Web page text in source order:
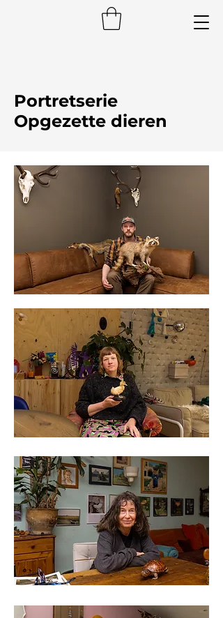
Portretserie
Opgezette dieren